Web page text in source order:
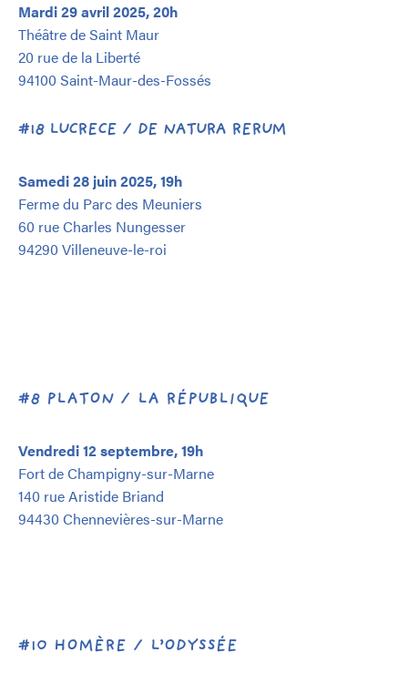
Mardi 29 avril 2025, 20h
Théâtre de Saint Maur
20 rue de la Liberté
94100 Saint-Maur-des-Fossés
#18 LUCRECE / DE NATURA RERUM
Samedi 28 juin 2025, 19h
Ferme du Parc des Meuniers
60 rue Charles Nungesser
94290 Villeneuve-le-roi
#8 PLATON / LA RÉPUBLIQUE
Vendredi 12 septembre, 19h
Fort de Champigny-sur-Marne
140 rue Aristide Briand
94430 Chennevières-sur-Marne
#10 HOMÈRE / L’ODYSSÉE